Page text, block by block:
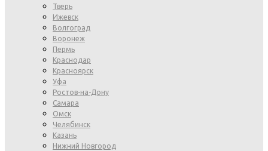
Тверь
Ижевск
Волгоград
Воронеж
Пермь
Краснодар
Красноярск
Уфа
Ростов-на-Дону
Самара
Омск
Челябинск
Казань
Нижний Новгород